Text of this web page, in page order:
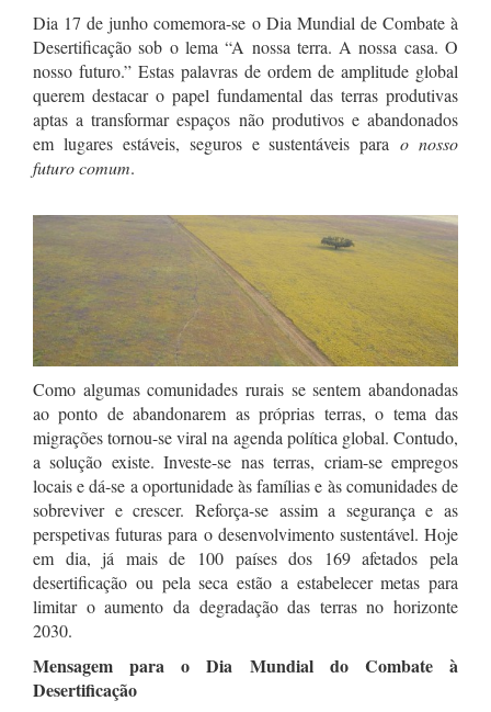
Dia 17 de junho comemora-se o Dia Mundial de Combate à
Desertificação sob o lema “A nossa terra. A nossa casa. O
nosso futuro.” Estas palavras de ordem de amplitude global
querem destacar o papel fundamental das terras produtivas
aptas a transformar espaços não produtivos e abandonados
em lugares estáveis, seguros e sustentáveis parao nosso
futuro comum.
Como algumas comunidades rurais se sentem abandonadas
ao ponto de abandonarem as próprias terras, o tema das
migrações tornou-se viral na agenda política global. Contudo,
a solução existe. Investe-se nas terras, criam-se empregos
locais e dá-se a oportunidade às famílias e às comunidades de
sobreviver e crescer. Reforça-se assim a segurança e as
perspetivas futuras para o desenvolvimento sustentável. Hoje
em dia, já mais de 100 países dos 169 afetados pela
desertificação ou pela seca estão a estabelecer metas para
limitar o aumento da degradação das terras no horizonte
2030.
Mensagem para o Dia Mundial do Combate à
Desertificação